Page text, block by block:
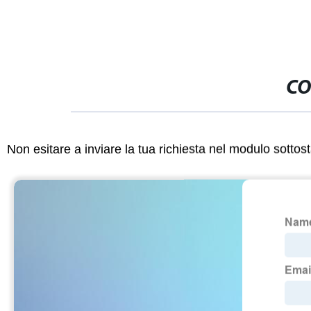
Non esitare a inviare la tua richiesta nel modulo